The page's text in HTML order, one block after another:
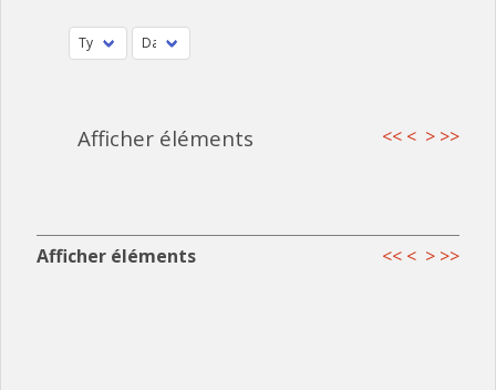
Afficher éléments << < > >>
Afficher éléments << < > >>